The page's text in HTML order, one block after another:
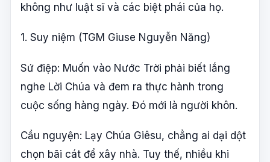
không như luật sĩ và các biệt phái của họ.
1. Suy niệm (TGM Giuse Nguyễn Năng)
Sứ điệp: Muốn vào Nước Trời phải biết lắng
nghe Lời Chúa và đem ra thực hành trong
cuộc sống hàng ngày. Đó mới là người khôn.
Cầu nguyện: Lạy Chúa Giêsu, chẳng ai dại dột
chọn bãi cát để xây nhà. Tuy thế, nhiều khi